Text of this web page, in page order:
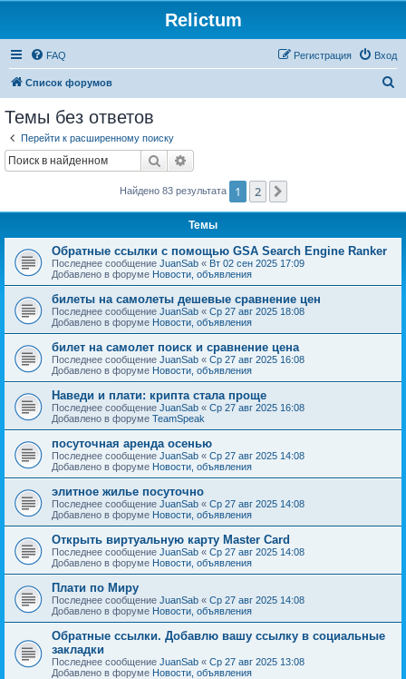
Relictum
FAQ Вход
Регистрация
Список форумов
Темы без ответов
Перейти к расширенному поиску
Поиск
Найдено 83 результата 1 2
Темы
Обратные ссылки с помощью GSA Search Engine Ranker
Последнее сообщение JuanSab « Вт 02 сен 2025 17:09
Добавлено в форуме Новости, объявления
билеты на самолеты дешевые сравнение цен
Последнее сообщение JuanSab « Ср 27 авг 2025 18:08
Добавлено в форуме Новости, объявления
билет на самолет поиск и сравнение цена
Последнее сообщение JuanSab « Ср 27 авг 2025 16:08
Добавлено в форуме Новости, объявления
Наведи и плати: крипта стала проще
Последнее сообщение JuanSab « Ср 27 авг 2025 16:08
Добавлено в форуме TeamSpeak
посуточная аренда осенью
Последнее сообщение JuanSab « Ср 27 авг 2025 14:08
Добавлено в форуме Новости, объявления
элитное жилье посуточно
Последнее сообщение JuanSab « Ср 27 авг 2025 14:08
Добавлено в форуме Новости, объявления
Открыть виртуальную карту Master Card
Последнее сообщение JuanSab « Ср 27 авг 2025 14:08
Добавлено в форуме Новости, объявления
Плати по Миру
Последнее сообщение JuanSab « Ср 27 авг 2025 14:08
Добавлено в форуме Новости, объявления
Обратные ссылки. Добавлю вашу ссылку в социальные
закладки
Последнее сообщение JuanSab « Ср 27 авг 2025 13:08
Добавлено в форуме Новости, объявления